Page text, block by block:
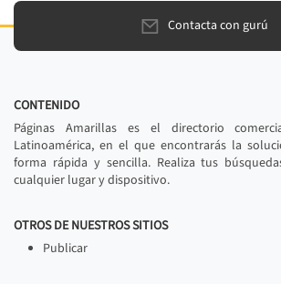
Contacta con gurú
CONTENIDO
Páginas Amarillas es el directorio
Latinoamérica, en el que encontrarás la
forma rápida y sencilla. Realiza tus
cualquier lugar y dispositivo.
OTROS DE NUESTROS SITIOS
Publicar